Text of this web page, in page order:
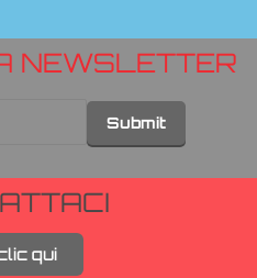
NEWSLETTER
qui